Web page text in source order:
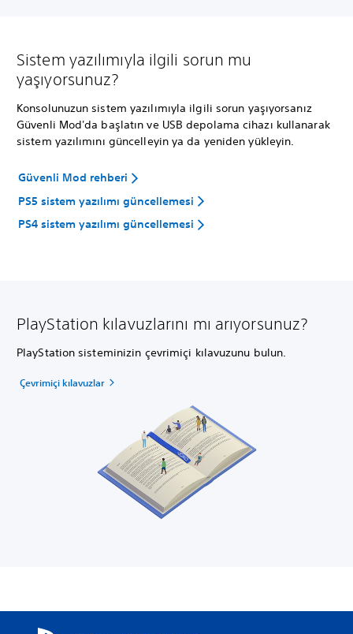
Sistem yazılımıyla ilgili sorun mu
yaşıyorsunuz?
Konsolunuzun sistem yazılımıyla ilgili sorun yaşıyorsanız
Güvenli Mod'da başlatın ve USB depolama cihazı kullanarak
sistem yazılımını güncelleyin ya da yeniden yükleyin.
Güvenli Mod rehberi
PS5 sistem yazılımı güncellemesi
PS4 sistem yazılımı güncellemesi
PlayStation kılavuzlarını mı arıyorsunuz?
PlayStation sisteminizin çevrimiçi kılavuzunu bulun.
Çevrimiçi kılavuzlar